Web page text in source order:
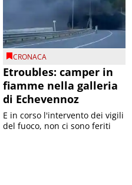
CRONACA
Etroubles: camper in
fiamme nella galleria
di Echevennoz
E in corso l'intervento dei vigili
del fuoco, non ci sono feriti